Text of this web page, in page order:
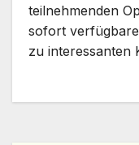
teilnehmenden
sofort
zu interessanten